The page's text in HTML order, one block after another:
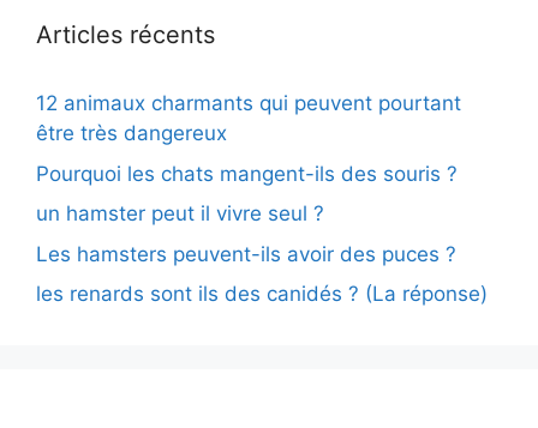
Articles récents
12 animaux charmants qui peuvent pourtant
être très dangereux
Pourquoi les chats mangent-ils des souris ?
un hamster peut il vivre seul ?
Les hamsters peuvent-ils avoir des puces ?
les renards sont ils des canidés ? (La réponse)